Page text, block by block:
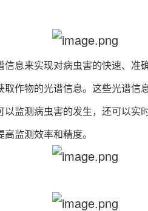
息来实现对病虫害的快速、
作物的光谱信息。这些光谱
监测病虫害的发生，还可以
监测效率和精度。